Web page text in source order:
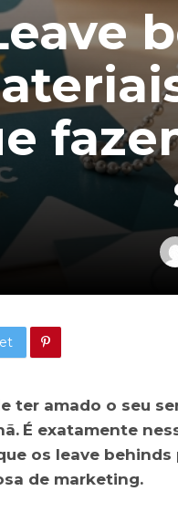
ter amado o seu
É exatamente
os leave behinds
de marketing.